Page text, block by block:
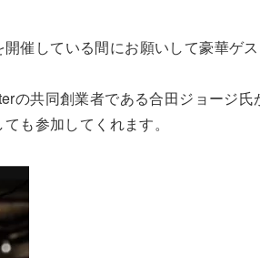
催している間にお願いして豪華ゲス
の共同創業者である合田ジョージ
も参加してくれます。